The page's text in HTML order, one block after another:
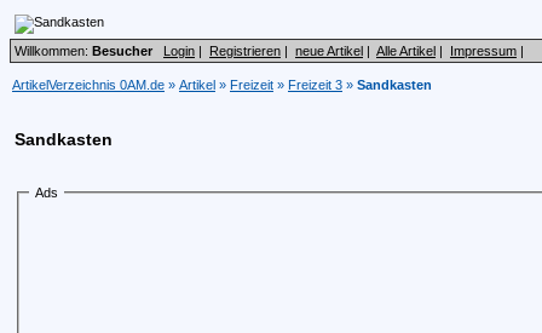
Willkommen: Besucher Login | Registrieren | neue Artikel | Alle Artikel | Impressum |
ArtikelVerzeichnis 0AM.de » Artikel » Freizeit » Freizeit 3 » Sandkasten
Sandkasten
Ads